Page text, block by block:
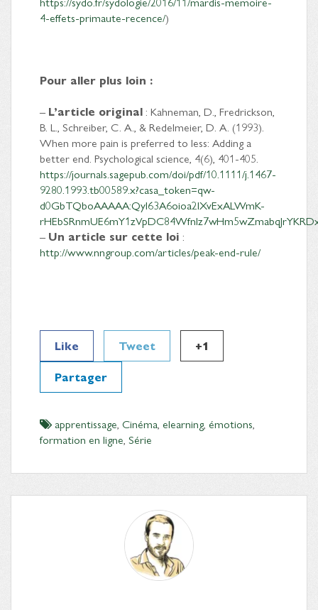
4-effets-primaute-recence/)
Pour aller plus loin :
– L’article original: Kahneman, D., Fredrickson,
B. L., Schreiber, C. A., & Redelmeier, D. A. (1993).
When more pain is preferred to less: Adding a
better end. Psychological science, 4(6), 401-405.
https://journals.sagepub.com/doi/pdf/10.1111/j.1467-
9280.1993.tb00589.x?casa_token=qw-
d0GbTQboAAAAA:QyI63A6oioa2lXvExALWmK-
– Un article sur cette loi :
http://www.nngroup.com/articles/peak-end-rule/
Like Tweet
+1
Partager
apprentissage, Cinéma, elearning, émotions,
formation en ligne, Série